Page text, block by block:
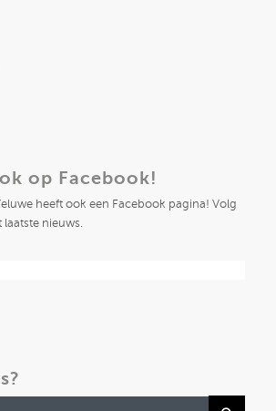
op Facebook!
heeft ook een Facebook pagina! Volg
laatste nieuws.